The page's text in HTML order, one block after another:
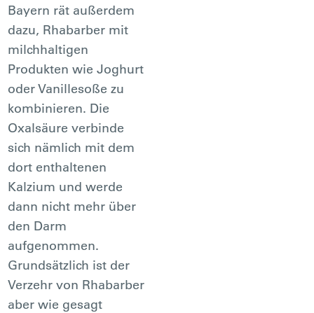
Bayern rät außerdem
dazu, Rhabarber mit
milchhaltigen
Produkten wie Joghurt
oder Vanillesoße zu
kombinieren. Die
Oxalsäure verbinde
sich nämlich mit dem
dort enthaltenen
Kalzium und werde
dann nicht mehr über
den Darm
aufgenommen.
Grundsätzlich ist der
Verzehr von Rhabarber
aber wie gesagt